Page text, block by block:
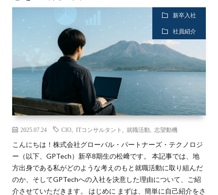
新卒入社
社員紹介
2025.07.24 CIO ITコンサルタント 就職活動 志望動機
こんにちは！株式会社グローバル・パートナーズ・テクノロジ
ー（以下、GPTech）新卒8期生の松﨑です。 本記事では、地
方出身である私がどのような考えのもと就職活動に取り組んだ
のか、そしてGPTechへの入社を決意した理由について、ご紹
介させていただきます。 はじめに まずは、簡単に自己紹介をさ